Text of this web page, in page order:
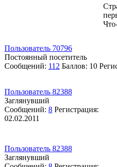
Пользователь 70796
Постоянный посетитель
Сообщений: 112 Баллов: 10
Пользователь 82388
Заглянувший
Сообщений: 8 Регистрация:
02.02.2011
Пользователь 82388
Заглянувший